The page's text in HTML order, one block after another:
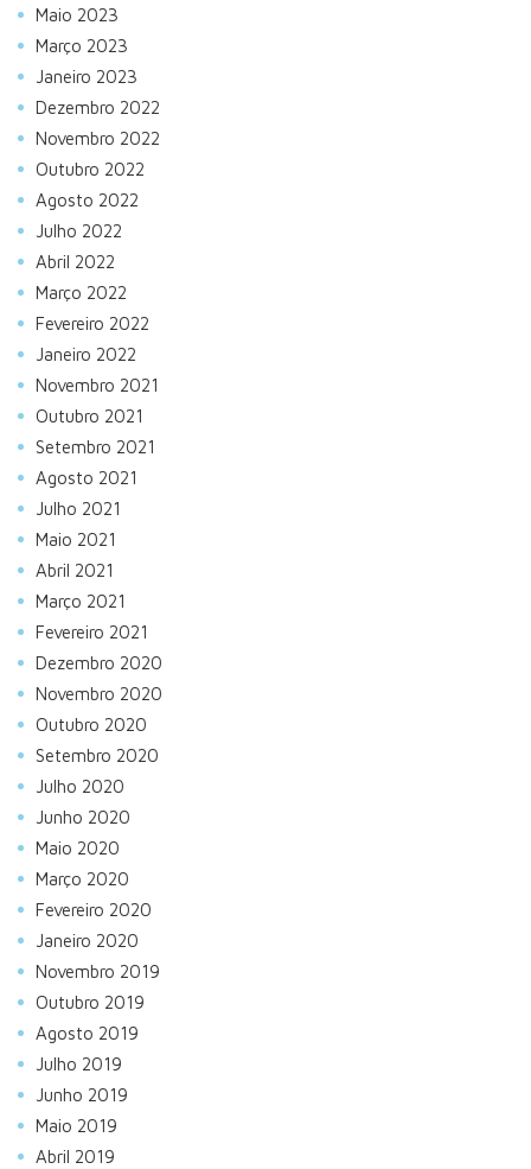
Maio 2023
Março 2023
Janeiro 2023
Dezembro 2022
Novembro 2022
Outubro 2022
Agosto 2022
Julho 2022
Abril 2022
Março 2022
Fevereiro 2022
Janeiro 2022
Novembro 2021
Outubro 2021
Setembro 2021
Agosto 2021
Julho 2021
Maio 2021
Abril 2021
Março 2021
Fevereiro 2021
Dezembro 2020
Novembro 2020
Outubro 2020
Setembro 2020
Julho 2020
Junho 2020
Maio 2020
Março 2020
Fevereiro 2020
Janeiro 2020
Novembro 2019
Outubro 2019
Agosto 2019
Julho 2019
Junho 2019
Maio 2019
Abril 2019